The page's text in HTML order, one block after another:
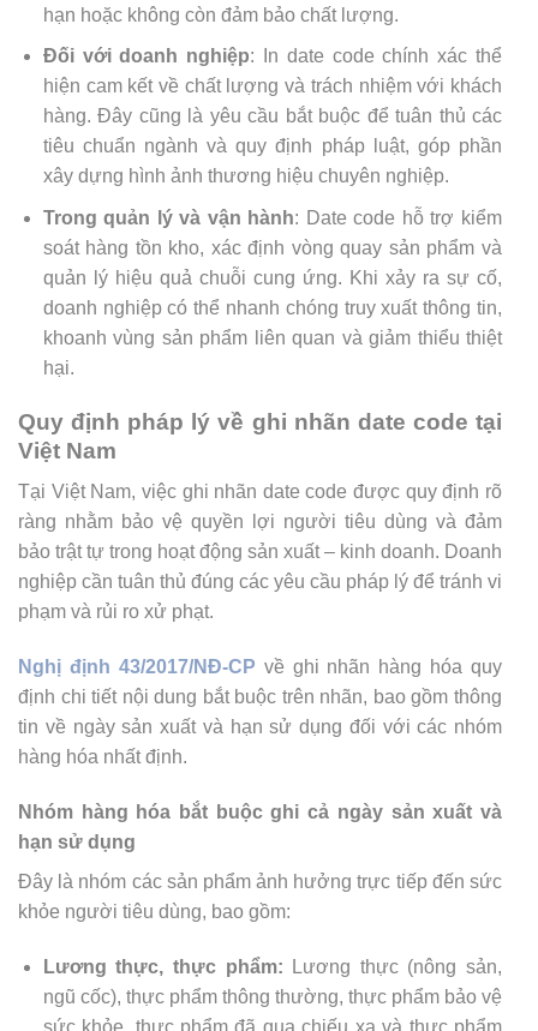
hạn hoặc không còn đảm bảo chất lượng.
Đối với doanh nghiệp: In date code chính xác thể
hiện cam kết về chất lượng và trách nhiệm với khách
hàng. Đây cũng là yêu cầu bắt buộc để tuân thủ các
tiêu chuẩn ngành và quy định pháp luật, góp phần
xây dựng hình ảnh thương hiệu chuyên nghiệp.
Trong quản lý và vận hành: Date code hỗ trợ kiểm
soát hàng tồn kho, xác định vòng quay sản phẩm và
quản lý hiệu quả chuỗi cung ứng. Khi xảy ra sự cố,
doanh nghiệp có thể nhanh chóng truy xuất thông tin,
khoanh vùng sản phẩm liên quan và giảm thiểu thiệt
hại.
Quy định pháp lý về ghi nhãn date code tại
Việt Nam
Tại Việt Nam, việc ghi nhãn date code được quy định rõ
ràng nhằm bảo vệ quyền lợi người tiêu dùng và đảm
bảo trật tự trong hoạt động sản xuất – kinh doanh. Doanh
nghiệp cần tuân thủ đúng các yêu cầu pháp lý để tránh vi
phạm và rủi ro xử phạt.
Nghị định 43/2017/NĐ-CP về ghi nhãn hàng hóa quy
định chi tiết nội dung bắt buộc trên nhãn, bao gồm thông
tin về ngày sản xuất và hạn sử dụng đối với các nhóm
hàng hóa nhất định.
Nhóm hàng hóa bắt buộc ghi cả ngày sản xuất và
hạn sử dụng
Đây là nhóm các sản phẩm ảnh hưởng trực tiếp đến sức
khỏe người tiêu dùng, bao gồm:
Lương thực, thực phẩm:
Lương thực (nông sản,
ngũ cốc), thực phẩm thông thường, thực phẩm bảo vệ
sức khỏe, thực phẩm đã qua chiếu xạ và thực phẩm